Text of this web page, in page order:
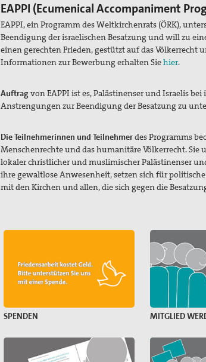
EAPPI (Ecumenical Accompaniment
EAPPI, ein Programm des Weltkirchenrats (ÖRK),
Beendigung der israelischen Besatzung und will zu
einen gerechten Frieden, gestützt auf das
Informationen zur Bewerbung erhalten Siehier.
Auftragvon EAPPI ist es, Palästinenser und Israelis
Anstrengungen zur Beendigung der Besatzung zu
Die Teilnehmerinnen und Teilnehmerdes Programms
Menschenrechte und das humanitäre Völkerrecht.
lokaler christlicher und muslimischer Palästinenser
ihre gewaltlose Anwesenheit, setzen sich für
mit den Kirchen und allen, die sich gegen die
SPENDEN MITGLIED